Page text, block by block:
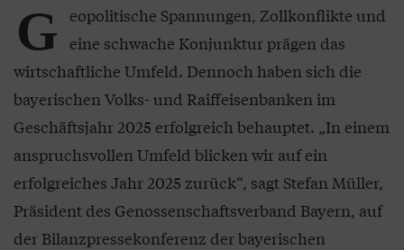
G eopolitische Spannungen, Zollkonflikte und
eine schwache Konjunktur prägen das
wirtschaftliche Umfeld. Dennoch haben sich die
bayerischen Volks- und Raiffeisenbanken im
Geschäftsjahr 2025 erfolgreich behauptet. „In einem
anspruchsvollen Umfeld blicken wir auf ein
erfolgreiches Jahr 2025 zurück“, sagt Stefan Müller,
Präsident des Genossenschaftsverband Bayern, auf
der Bilanzpressekonferenz der bayerischen